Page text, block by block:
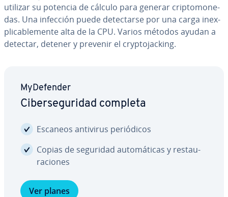
utilizar su potencia de cálculo para generar cri­p­to­mo­ne­
das. Una infección puede de­te­c­tar­se por una carga in­e­x­
pli­ca­ble­me­n­te alta de la CPU. Varios métodos ayudan a
detectar, detener y prevenir el cr­y­p­to­ja­c­ki­ng.
My­De­fe­n­der
Ci­be­r­se­gu­ri­dad completa
Escaneos antivirus pe­rió­di­cos
Copias de seguridad au­to­má­ti­cas y re­s­tau­
ra­cio­nes
Ver planes